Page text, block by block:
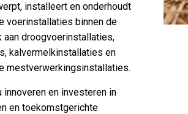
installeert en onderhoudt
voerinstallaties binnen de
aan droogvoerinstallaties,
kalvermelkinstallaties en
mestverwerkingsinstallaties.
innoveren en investeren in
en toekomstgerichte